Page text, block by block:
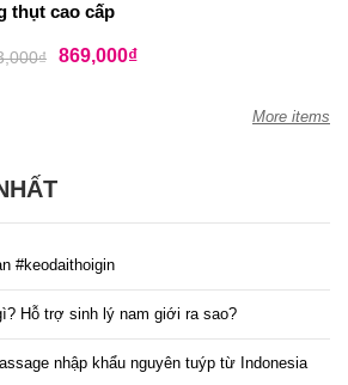
thụt cao cấp
₫ 869,000₫
More items
#keodaithoigin
Hỗ trợ sinh lý nam giới ra sao?
nhập khẩu nguyên tuýp từ Indonesia